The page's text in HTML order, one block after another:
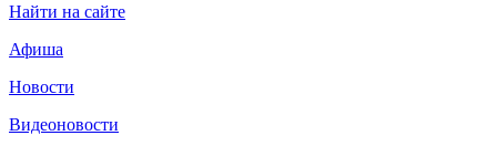
Найти на сайте
Афиша
Новости
Видеоновости